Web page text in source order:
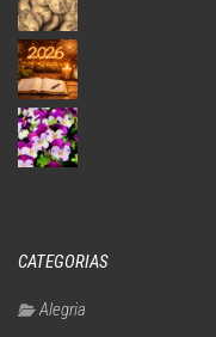
CATEGORIAS
Alegria